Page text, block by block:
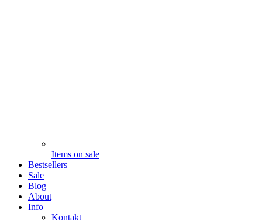
Items on sale
Bestsellers
Sale
Blog
About
Info
Kontakt